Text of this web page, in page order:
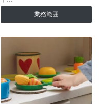
業務範囲